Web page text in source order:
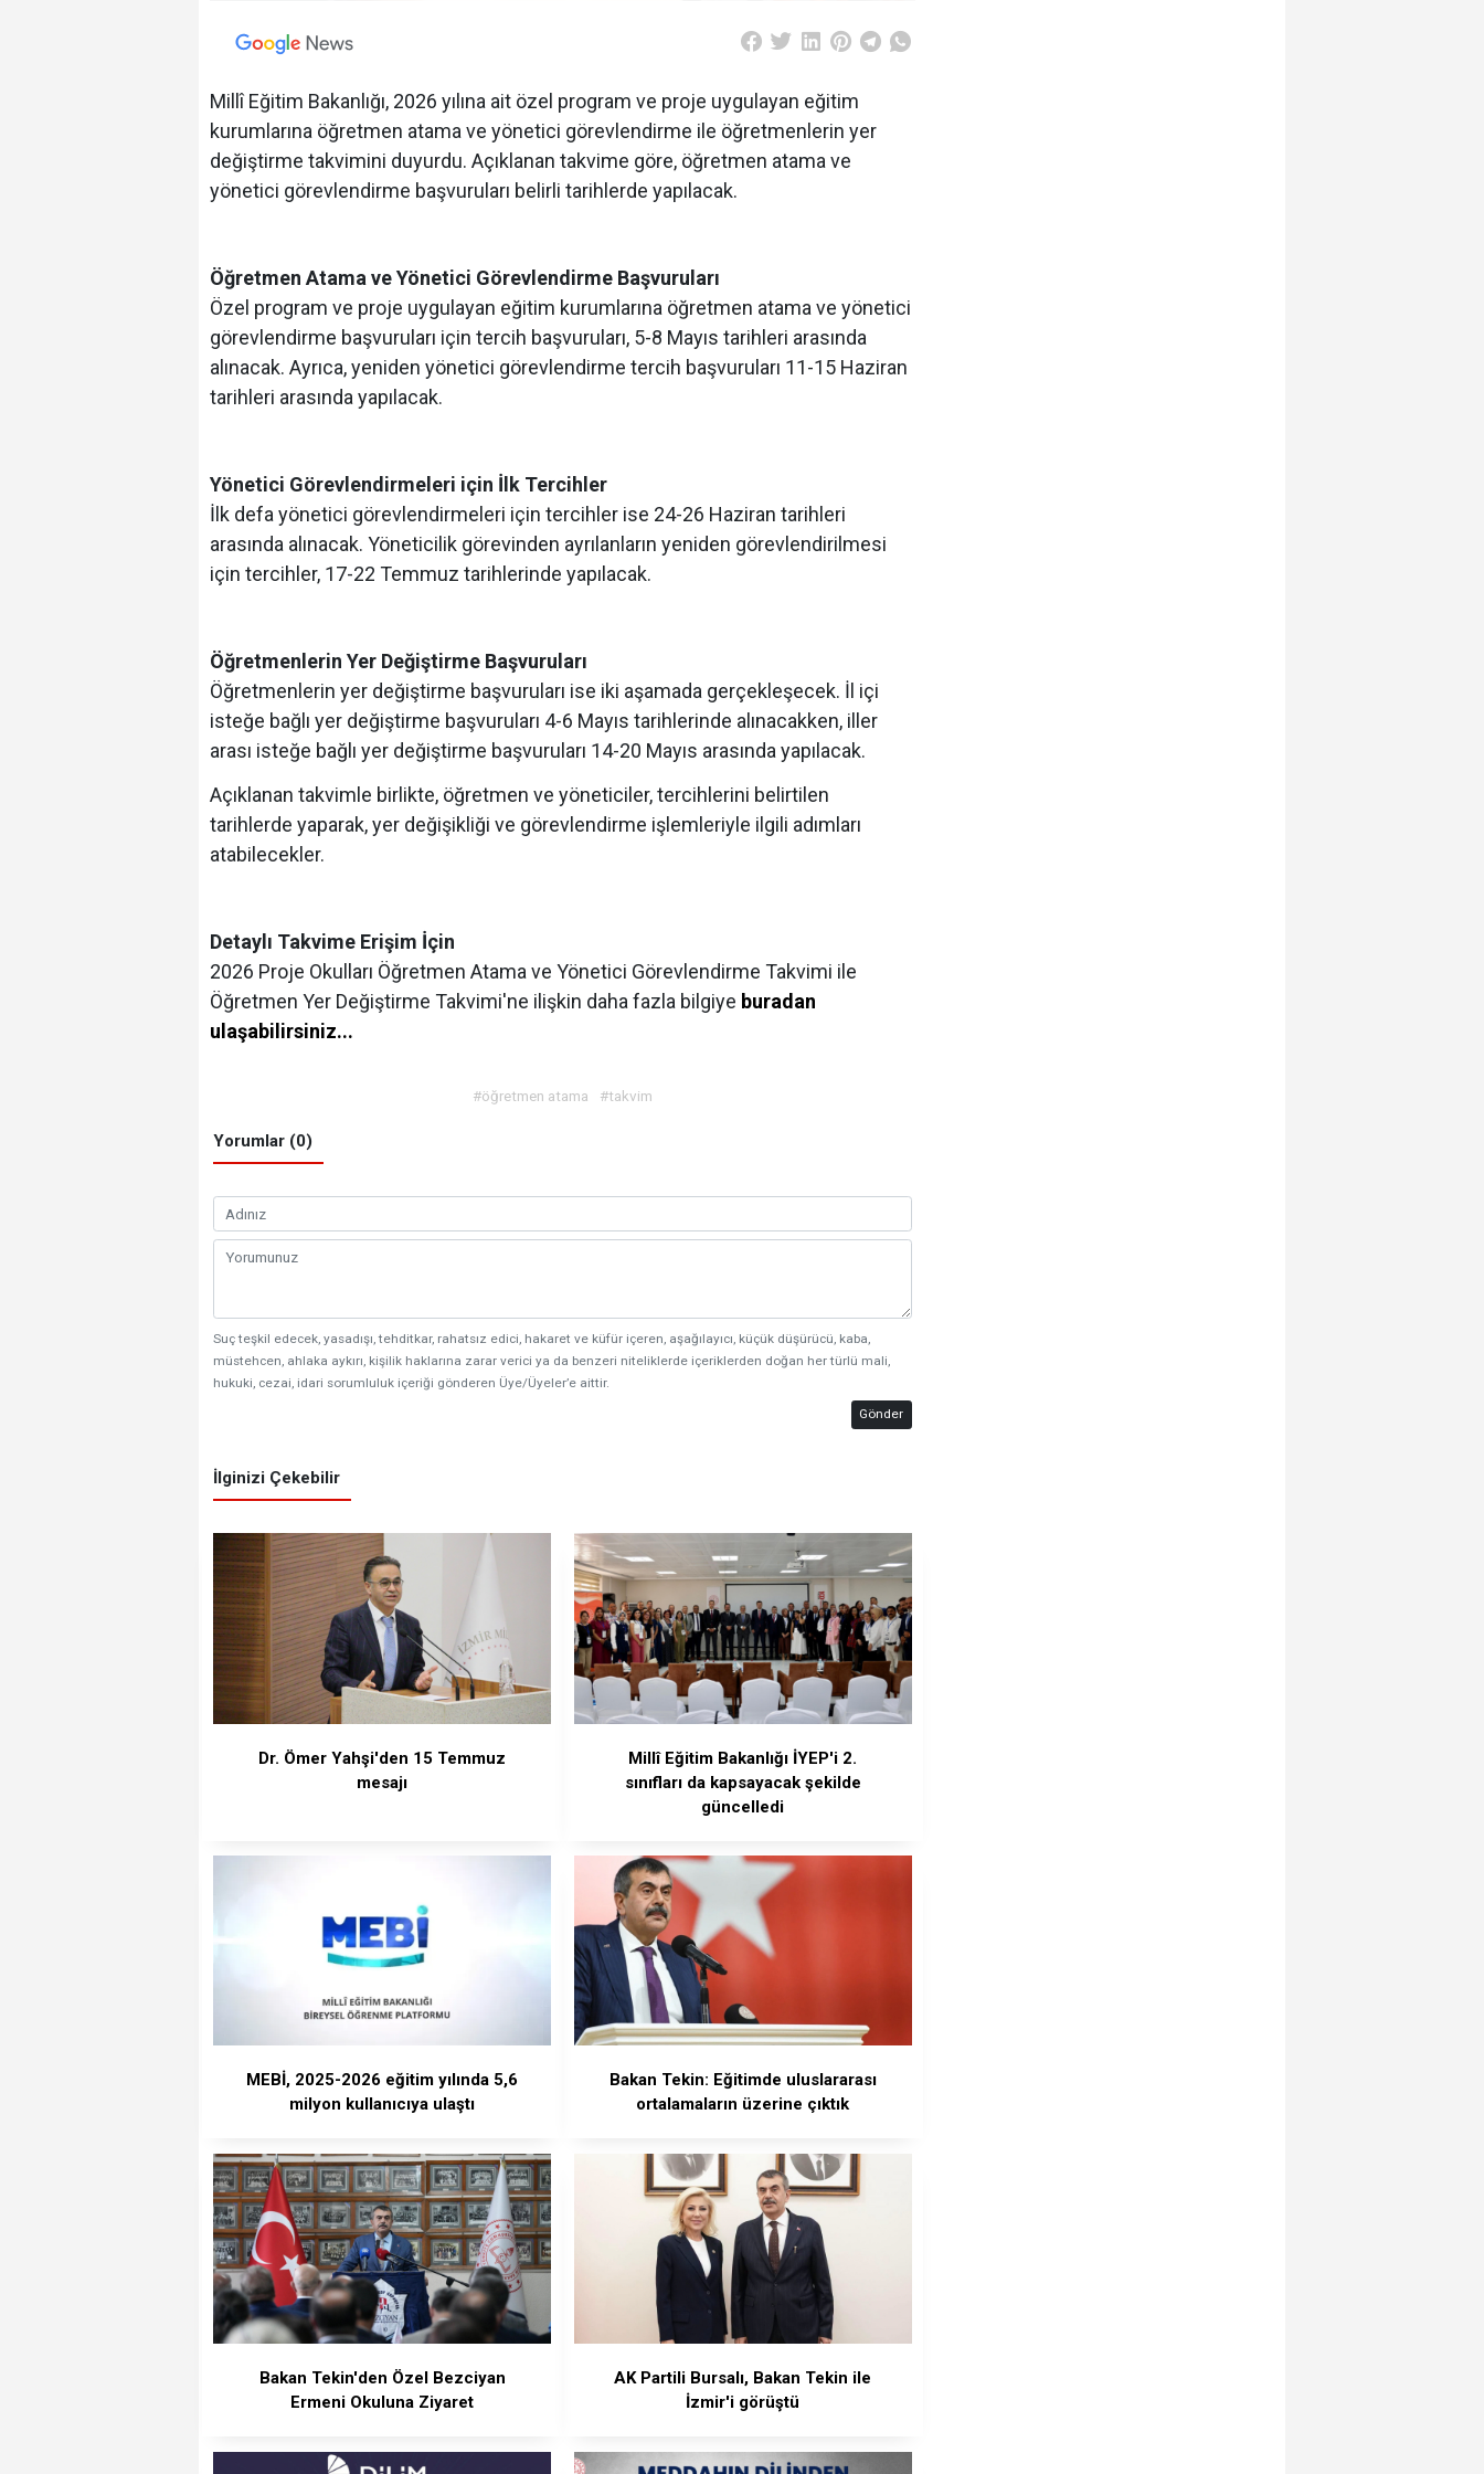
Millî Eğitim Bakanlığı, 2026 yılına ait özel program ve proje uygulayan eğitim
kurumlarına öğretmen atama ve yönetici görevlendirme ile öğretmenlerin yer
değiştirme takvimini duyurdu. Açıklanan takvime göre, öğretmen atama ve
yönetici görevlendirme başvuruları belirli tarihlerde yapılacak.
Öğretmen Atama ve Yönetici Görevlendirme Başvuruları
Özel program ve proje uygulayan eğitim kurumlarına öğretmen atama ve yönetici
görevlendirme başvuruları için tercih başvuruları, 5-8 Mayıs tarihleri arasında
alınacak. Ayrıca, yeniden yönetici görevlendirme tercih başvuruları 11-15 Haziran
tarihleri arasında yapılacak.
Yönetici Görevlendirmeleri için İlk Tercihler
İlk defa yönetici görevlendirmeleri için tercihler ise 24-26 Haziran tarihleri
arasında alınacak. Yöneticilik görevinden ayrılanların yeniden görevlendirilmesi
için tercihler, 17-22 Temmuz tarihlerinde yapılacak.
Öğretmenlerin Yer Değiştirme Başvuruları
Öğretmenlerin yer değiştirme başvuruları ise iki aşamada gerçekleşecek. İl içi
isteğe bağlı yer değiştirme başvuruları 4-6 Mayıs tarihlerinde alınacakken, iller
arası isteğe bağlı yer değiştirme başvuruları 14-20 Mayıs arasında yapılacak.
Açıklanan takvimle birlikte, öğretmen ve yöneticiler, tercihlerini belirtilen
tarihlerde yaparak, yer değişikliği ve görevlendirme işlemleriyle ilgili adımları
atabilecekler.
Detaylı Takvime Erişim İçin
2026 Proje Okulları Öğretmen Atama ve Yönetici Görevlendirme Takvimi ile
Öğretmen Yer Değiştirme Takvimi'ne ilişkin daha fazla bilgiye buradan
ulaşabilirsiniz...
#öğretmen atama #takvim
Yorumlar (0)
Suç teşkil edecek, yasadışı, tehditkar, rahatsız edici, hakaret ve küfür içeren, aşağılayıcı, küçük düşürücü, kaba,
müstehcen, ahlaka aykırı, kişilik haklarına zarar verici ya da benzeri niteliklerde içeriklerden doğan her türlü mali,
hukuki, cezai, idari sorumluluk içeriği gönderen Üye/Üyeler’e aittir.
Gönder
İlginizi Çekebilir
Dr. Ömer Yahşi'den 15 Temmuz
mesajı
Millî Eğitim Bakanlığı İYEP'i 2.
sınıfları da kapsayacak şekilde
güncelledi
MEBİ, 2025-2026 eğitim yılında 5,6
milyon kullanıcıya ulaştı
Bakan Tekin: Eğitimde uluslararası
ortalamaların üzerine çıktık
Bakan Tekin'den Özel Bezciyan
Ermeni Okuluna Ziyaret
AK Partili Bursalı, Bakan Tekin ile
İzmir'i görüştü